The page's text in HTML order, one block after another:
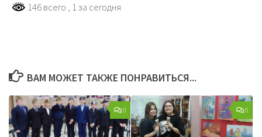
146 всего , 1 за сегодня
ВАМ МОЖЕТ ТАКЖЕ ПОНРАВИТЬСЯ...
0 0